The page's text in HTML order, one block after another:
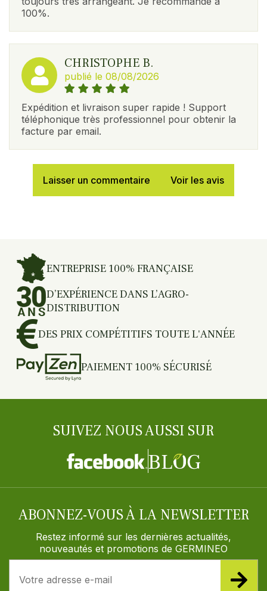
100%.
CHRISTOPHE B.
publié le 08/08/2026
Expédition et livraison super rapide ! Support
téléphonique très professionnel pour obtenir la
facture par email.
Laisser un commentaire Voir les avis
ENTREPRISE 100% FRANÇAISE
D’EXPÉRIENCE DANS L’AGRO-
DISTRIBUTION
DES PRIX COMPÉTITIFS TOUTE L'ANNÉE
PAIEMENT 100% SÉCURISÉ
SUIVEZ NOUS AUSSI SUR
ABONNEZ-VOUS À LA NEWSLETTER
Restez informé sur les dernières actualités,
nouveautés et promotions de GERMINEO